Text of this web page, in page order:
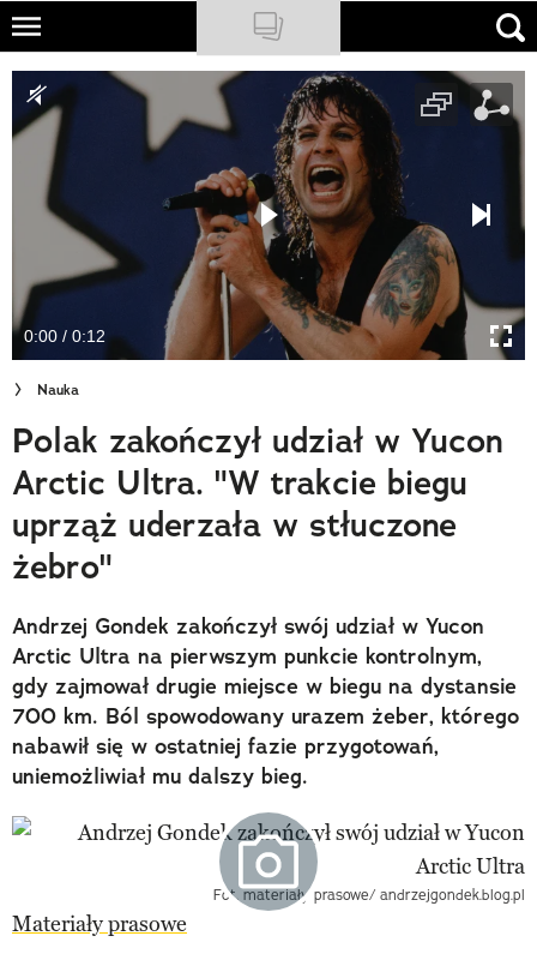
Skip
main
content
NATIONAL GEOGRAPHIC
TRAVELER
PODCASTY
Newsletter
Cuda Polski
Wielki Konkurs Fotograficzny
Trendbook Podróżniczy
Polecane
0:00 / 0:12
Nauka
Polak zakończył udział w Yucon
Arctic Ultra. "W trakcie biegu
uprząż uderzała w stłuczone
żebro"
Andrzej Gondek zakończył swój udział w Yucon
Arctic Ultra na pierwszym punkcie kontrolnym,
gdy zajmował drugie miejsce w biegu na dystansie
700 km. Ból spowodowany urazem żeber, którego
nabawił się w ostatniej fazie przygotowań,
uniemożliwiał mu dalszy bieg.
Fot. materiały prasowe/ andrzejgondek.blog.pl
Materiały prasowe